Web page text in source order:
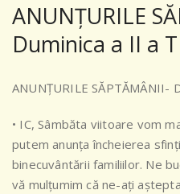
ANUNȚURILE
Duminica a II a
ANUNȚURILE SĂPTĂMÂNII-
• IC, Sâmbăta viitoare vom
putem anunța încheierea
binecuvântării familiilor. Ne
vă mulțumim că ne-ați